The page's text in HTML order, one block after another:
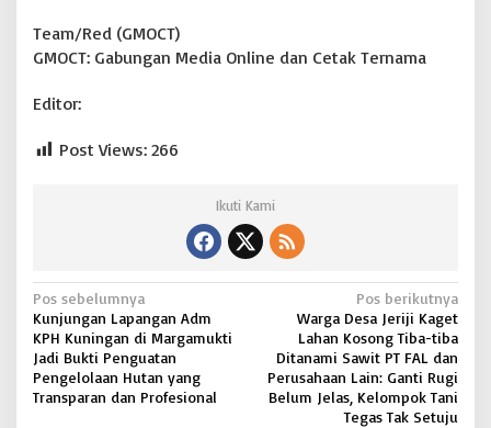
Team/Red (GMOCT)
GMOCT: Gabungan Media Online dan Cetak Ternama
Editor:
Post Views: 266
Ikuti Kami
N
a
v
i
Pos sebelumnya
Kunjungan Lapangan Adm
KPH Kuningan di Margamukti
Jadi Bukti Penguatan
Pengelolaan Hutan yang
Transparan dan Profesional
Pos berikutnya
Warga Desa Jeriji Kaget
Lahan Kosong Tiba-tiba
Ditanami Sawit PT FAL dan
Perusahaan Lain: Ganti Rugi
Belum Jelas, Kelompok Tani
Tegas Tak Setuju